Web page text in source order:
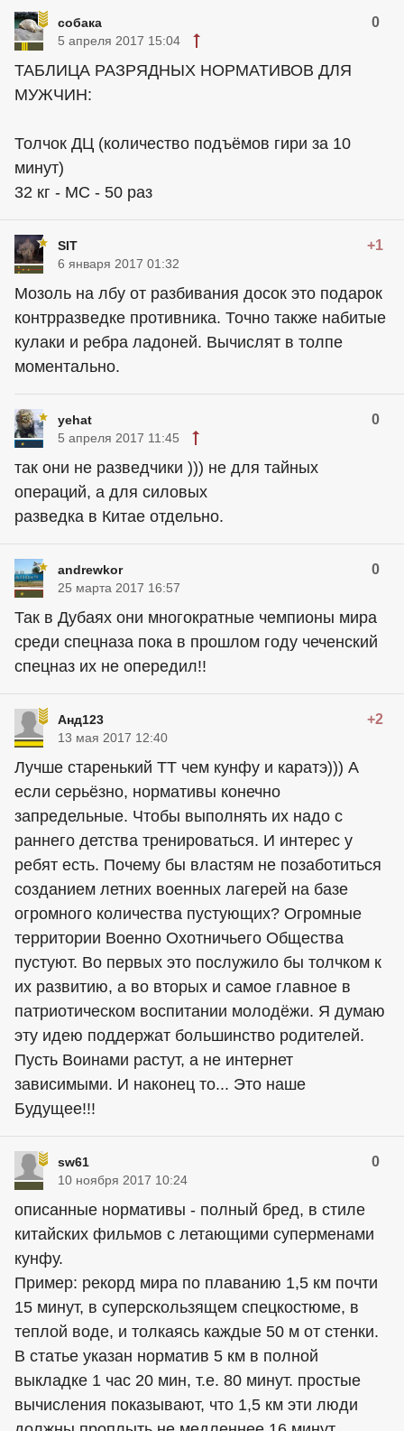
собака 0
5 апреля 2017 15:04
ТАБЛИЦА РАЗРЯДНЫХ НОРМАТИВОВ ДЛЯ
МУЖЧИН:
Толчок ДЦ (количество подъёмов гири за 10
минут)
32 кг - МС - 50 раз
SIT +1
6 января 2017 01:32
Мозоль на лбу от разбивания досок это подарок
контрразведке противника. Точно также набитые
кулаки и ребра ладоней. Вычислят в толпе
моментально.
yehat 0
5 апреля 2017 11:45
так они не разведчики ))) не для тайных
операций, а для силовых
разведка в Китае отдельно.
andrewkor 0
25 марта 2017 16:57
Так в Дубаях они многократные чемпионы мира
среди спецназа пока в прошлом году чеченский
спецназ их не опередил!!
Анд123 +2
13 мая 2017 12:40
Лучше старенький ТТ чем кунфу и каратэ))) А
если серьёзно, нормативы конечно
запредельные. Чтобы выполнять их надо с
раннего детства тренироваться. И интерес у
ребят есть. Почему бы властям не позаботиться
созданием летних военных лагерей на базе
огромного количества пустующих? Огромные
территории Военно Охотничьего Общества
пустуют. Во первых это послужило бы толчком к
их развитию, а во вторых и самое главное в
патриотическом воспитании молодёжи. Я думаю
эту идею поддержат большинство родителей.
Пусть Воинами растут, а не интернет
зависимыми. И наконец то... Это наше
Будущее!!!
sw61 0
10 ноября 2017 10:24
описанные нормативы - полный бред, в стиле
китайских фильмов с летающими суперменами
кунфу.
Пример: рекорд мира по плаванию 1,5 км почти
15 минут, в суперскользящем спецкостюме, в
теплой воде, и толкаясь каждые 50 м от стенки.
В статье указан норматив 5 км в полной
выкладке 1 час 20 мин, т.е. 80 минут. простые
вычисления показывают, что 1,5 км эти люди